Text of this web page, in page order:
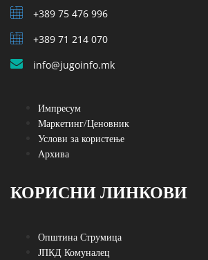
+389 75 476 996
+389 71 214 070
info@jugoinfo.mk
Импресум
Маркетинг/Ценовник
Услови за користење
Архива
КОРИСНИ ЛИНКОВИ
Општина Струмица
ЈПКД Комуналец